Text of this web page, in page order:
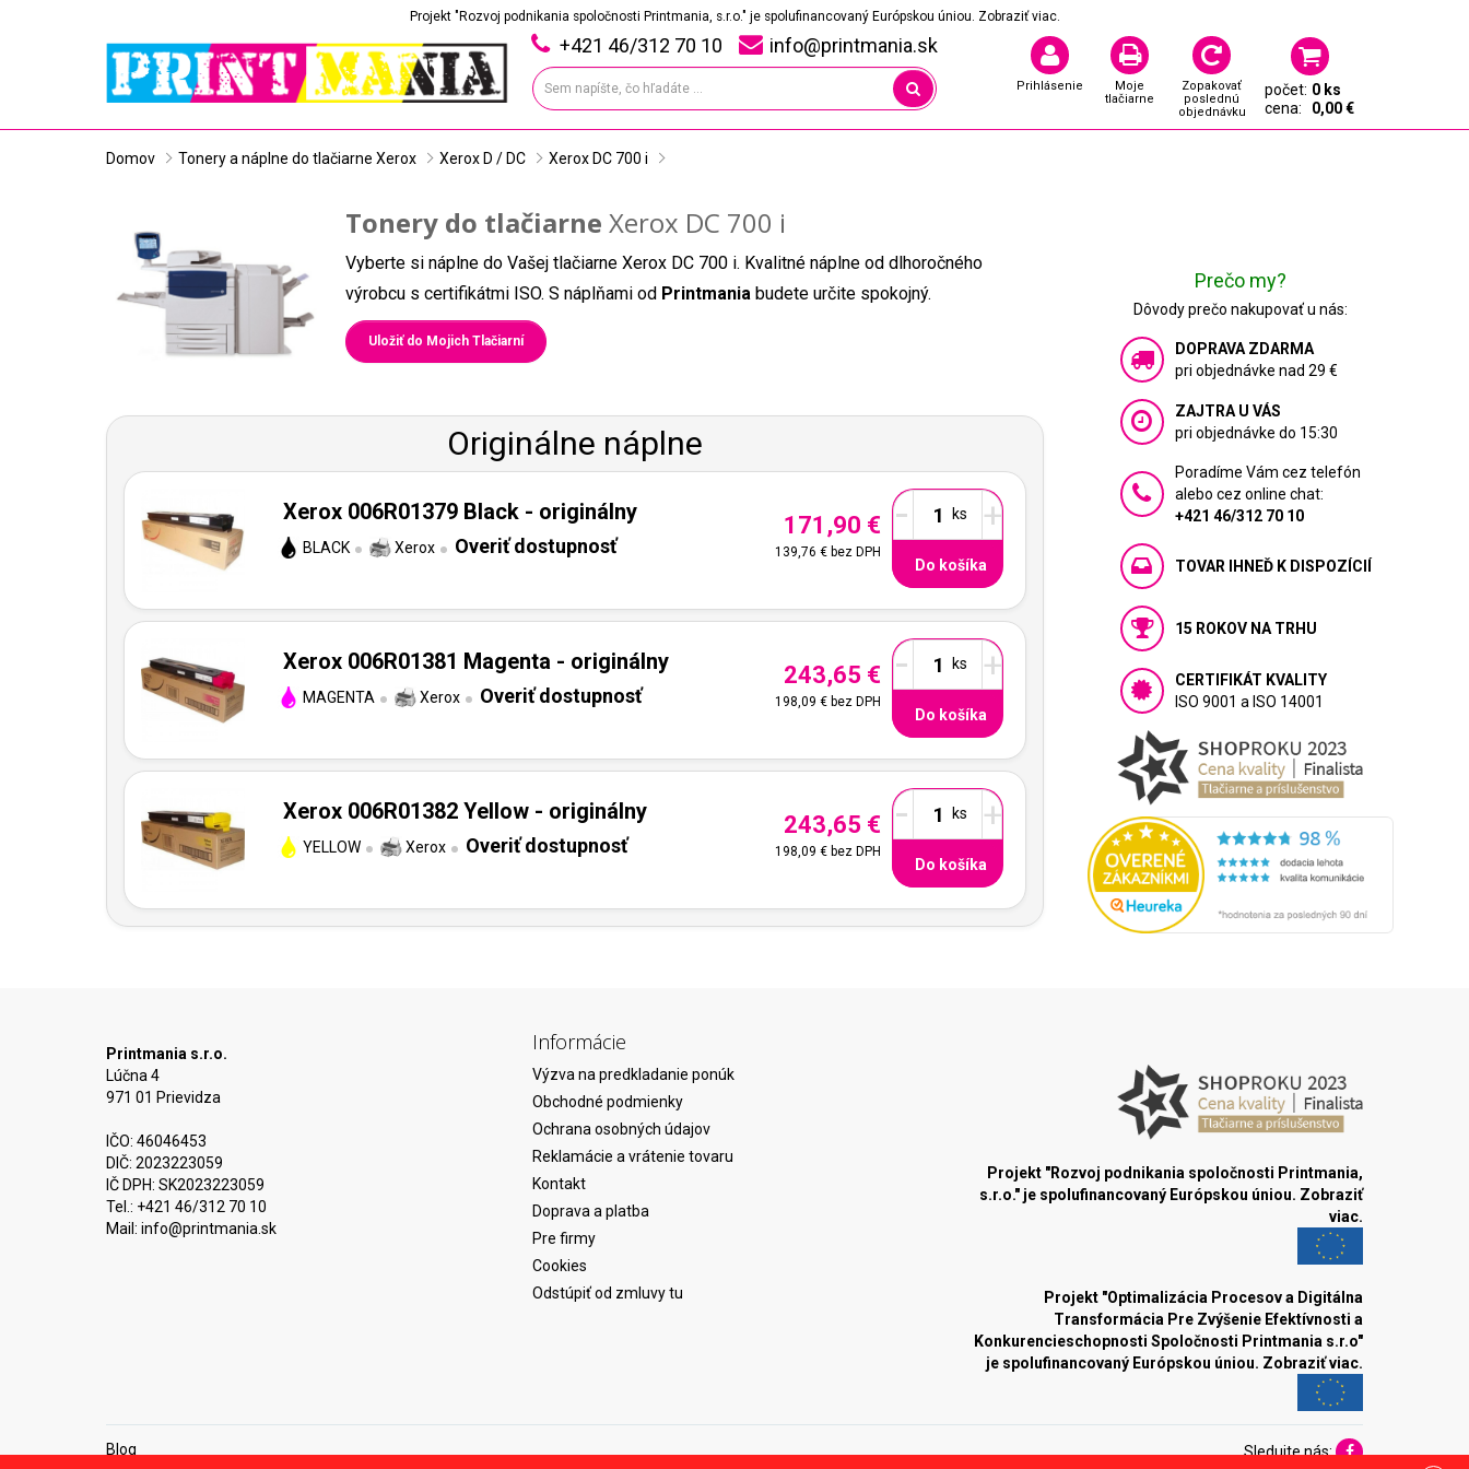
Projekt "Rozvoj podnikania spoločnosti Printmania, s.r.o." je spolufinancovaný Európskou úniou. Zobraziť viac.
+421 46/312 70 10 info@printmania.sk
Prihlásenie
Moje
tlačiarne
Zopakovať
poslednú
objednávku
počet: 0 ks
cena:
0,00 €
Domov Tonery a náplne do tlačiarne Xerox Xerox D / DC Xerox DC 700 i
Tonery do tlačiarne Xerox DC 700 i
Vyberte si náplne do Vašej tlačiarne Xerox DC 700 i. Kvalitné náplne od dlhoročného
výrobcu s certifikátmi ISO. S náplňami od Printmania budete určite spokojný.
Uložiť do Mojich Tlačiarní
Originálne náplne
Xerox 006R01379 Black - originálny
BLACK Xerox Overiť dostupnosť
171,90 €
139,76 €bez DPH
- +
Do košíka
Xerox 006R01381 Magenta - originálny
MAGENTA Xerox Overiť dostupnosť
243,65 €
198,09 €bez DPH
- +
Do košíka
Xerox 006R01382 Yellow - originálny
YELLOW Xerox Overiť dostupnosť
243,65 €
198,09 €bez DPH
- +
Do košíka
Prečo my?
Dôvody prečo nakupovať u nás:
DOPRAVA ZDARMA
pri objednávke nad 29 €
ZAJTRA U VÁS
pri objednávke do 15:30
Poradíme Vám cez telefón
alebo cez online chat:
+421 46/312 70 10
TOVAR IHNEĎ K DISPOZÍCIÍ
15 ROKOV NA TRHU
CERTIFIKÁT KVALITY
ISO 9001 a ISO 14001
Printmania s.r.o.
Lúčna 4
971 01 Prievidza
IČO: 46046453
DIČ: 2023223059
IČ DPH: SK2023223059
Tel.: +421 46/312 70 10
Mail: info@printmania.sk
Informácie
Výzva na predkladanie ponúk
Obchodné podmienky
Ochrana osobných údajov
Reklamácie a vrátenie tovaru
Kontakt
Doprava a platba
Pre firmy
Cookies
Odstúpiť od zmluvy tu
Projekt "Rozvoj podnikania spoločnosti Printmania,
s.r.o." je spolufinancovaný Európskou úniou. Zobraziť
viac.
Projekt "Optimalizácia Procesov a Digitálna
Transformácia Pre Zvýšenie Efektívnosti a
Konkurencieschopnosti Spoločnosti Printmania s.r.o"
je spolufinancovaný Európskou úniou. Zobraziť viac.
Blog Sledujte nás: